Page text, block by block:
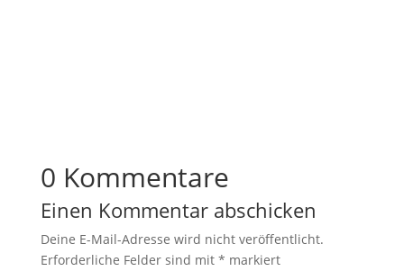
0 Kommentare
Einen Kommentar abschicken
Deine E-Mail-Adresse wird nicht veröffentlicht.
Erforderliche Felder sind mit * markiert